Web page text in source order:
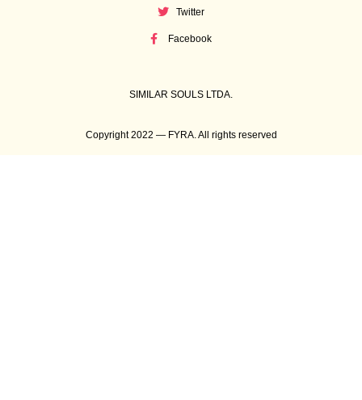
Twitter
Facebook
SIMILAR SOULS LTDA.
Copyright 2022 — FYRA. All rights reserved